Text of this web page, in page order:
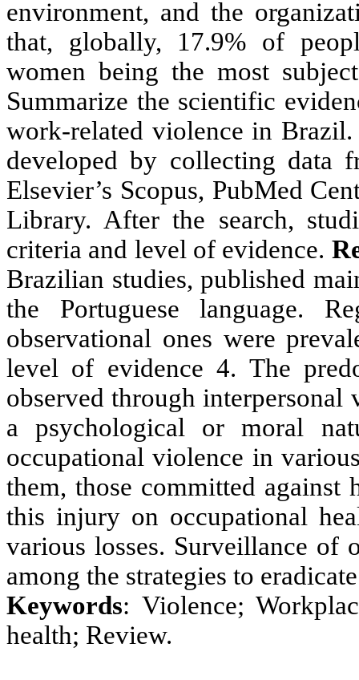
environment, and the
that, globally, 17.9% of
women being the most
Summarize the scientific
work-related violence in
developed by collecting data
Elsevier’s Scopus, PubMed
Library. After the search,
criteria and level of evidence.
Brazilian studies, published
the Portuguese language.
observational ones were
level of evidence 4. The
observed through
a psychological or moral
occupational violence in
them, those committed against
this injury on occupational
various losses. Surveillance of
among the strategies to
Keywords: Violence;
health; Review.